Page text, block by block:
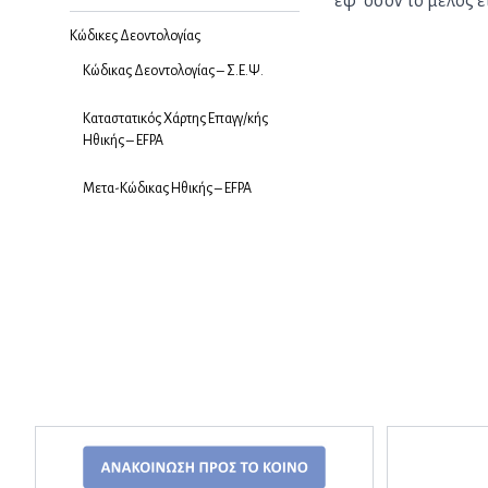
Κώδικες Δεοντολογίας
Κώδικας Δεοντολογίας – Σ.Ε.Ψ.
Καταστατικός Χάρτης Επαγγ/κής
Ηθικής – EFPA
Μετα-Κώδικας Ηθικής – EFPA